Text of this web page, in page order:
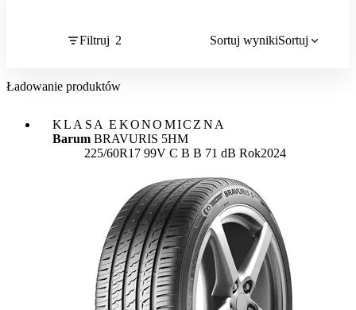
Filtruj 2 Sortuj wynikiSortuj
Ładowanie produktów
KLASA EKONOMICZNA
Barum BRAVURIS 5HM
225/60R17 99V Etykieta:
C B B 71 dB Rok2024